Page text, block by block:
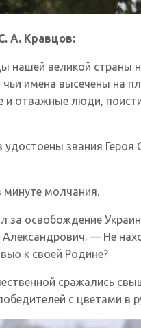
А. Кравцов:
нашей великой
имена высечены на
и отважные люди,
звания
минуте молчания.
освобождение
— Не
к своей Родине?
сражались
с цветами в